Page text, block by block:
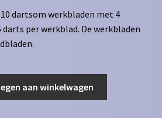
dartsom werkbladen met 4
per werkblad. De werkbladen
aan winkelwagen